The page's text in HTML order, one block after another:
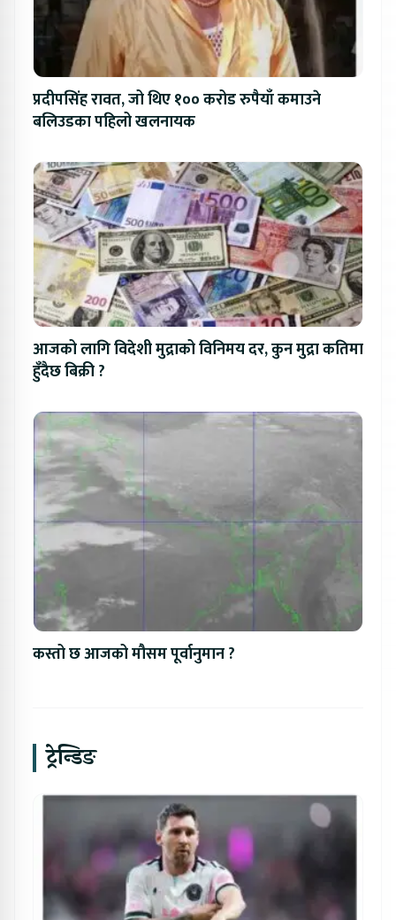
प्रदीपसिंह रावत, जो थिए १०० करोड रुपैयाँ कमाउने
बलिउडका पहिलो खलनायक
आजको लागि विदेशी मुद्राको विनिमय दर, कुन मुद्रा कतिमा
हुँदैछ बिक्री ?
कस्तो छ आजको मौसम पूर्वानुमान ?
ट्रेन्डिङ